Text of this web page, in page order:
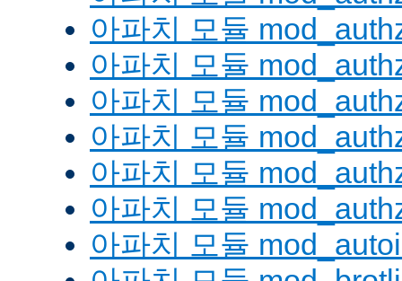
아파치 모듈
아파치 모듈
아파치 모듈
아파치 모듈
아파치 모듈
아파치 모듈
아파치 모듈